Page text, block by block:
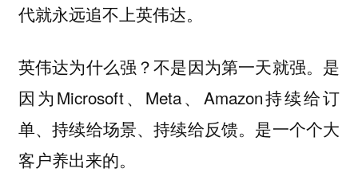
代就永远追不上英伟达。
英伟达为什么强？不是因为第一天就强。 是
因为Microsoft、Meta、Amazon持续给订
单、持续给场景、持续给反馈。是一个个大
客户养出来的。